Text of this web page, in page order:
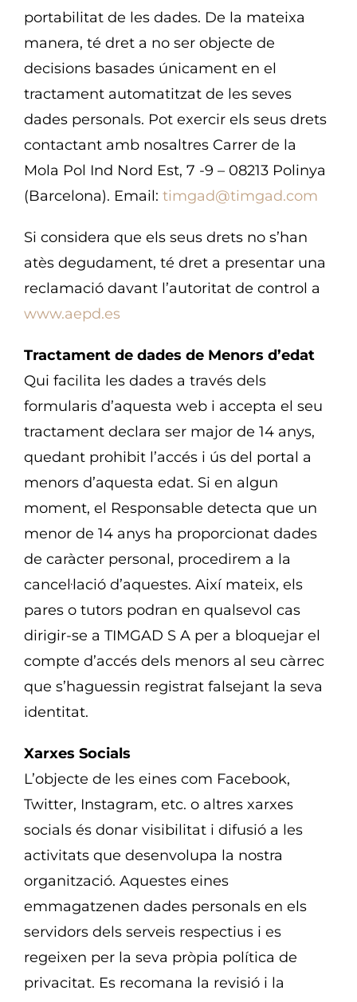
portabilitat de les dades. De la mateixa
manera, té dret a no ser objecte de
decisions basades únicament en el
tractament automatitzat de les seves
dades personals. Pot exercir els seus drets
contactant amb nosaltres Carrer de la
Mola Pol Ind Nord Est, 7 -9 – 08213 Polinya
(Barcelona). Email: timgad@timgad.com
Si considera que els seus drets no s’han
atès degudament, té dret a presentar una
reclamació davant l’autoritat de control a
www.aepd.es
Tractament de dades de Menors d’edat
Qui facilita les dades a través dels
formularis d’aquesta web i accepta el seu
tractament declara ser major de 14 anys,
quedant prohibit l’accés i ús del portal a
menors d’aquesta edat. Si en algun
moment, el Responsable detecta que un
menor de 14 anys ha proporcionat dades
de caràcter personal, procedirem a la
cancel·lació d’aquestes. Així mateix, els
pares o tutors podran en qualsevol cas
dirigir-se a TIMGAD S A per a bloquejar el
compte d’accés dels menors al seu càrrec
que s’haguessin registrat falsejant la seva
identitat.
Xarxes Socials
L’objecte de les eines com Facebook,
Twitter, Instagram, etc. o altres xarxes
socials és donar visibilitat i difusió a les
activitats que desenvolupa la nostra
organització. Aquestes eines
emmagatzenen dades personals en els
servidors dels serveis respectius i es
regeixen per la seva pròpia política de
privacitat. Es recomana la revisió i la